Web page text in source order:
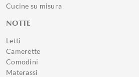
Cucine su misura
NOTTE
Letti
Camerette
Comodini
Materassi